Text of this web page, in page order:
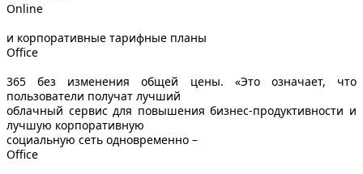
Online
и корпоративные тарифные планы
Office
365 без изменения общей цены. «Это означает, что
пользователи получат лучший
облачный сервис для повышения бизнес-продуктивности и
лучшую корпоративную
социальную сеть одновременно –
Office